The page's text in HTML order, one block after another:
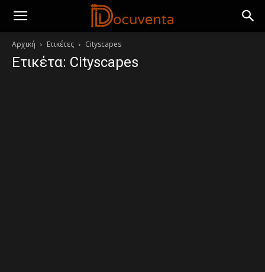
Αρχική Ετικέτες Cityscapes
Ετικέτα: Cityscapes